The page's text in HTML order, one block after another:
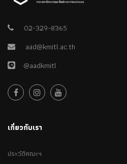
02-329-8365
aad@kmitl.ac.th
@aadkmitl
เกี่ยวกับเรา
ประวัติคณะฯ